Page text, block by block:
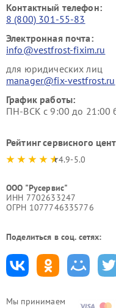
Мы принимаем
Контактный телефон:
8 (800) 301-55-83
Электронная почта:
info@vestfrost-fixim.ru
для юридических лиц
manager@fix-vestfrost.ru
График работы:
ПН-ВСК с 9:00 до 21:00
Рейтинг сервисного
4.9-5.0
ООО "Русервис"
ИНН 7702633247
ОГРН 1077746335776
Поделиться в соц. сетях: